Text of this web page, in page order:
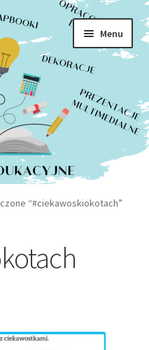
Menu
Rozwiń
menu
“#ciekawoskiokotach”